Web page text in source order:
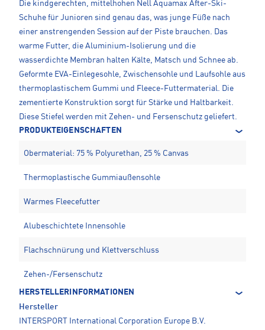
Die kindgerechten, mittelhohen Nell Aquamax After-Ski-
Schuhe für Junioren sind genau das, was junge Füße nach
einer anstrengenden Session auf der Piste brauchen. Das
warme Futter, die Aluminium-Isolierung und die
wasserdichte Membran halten Kälte, Matsch und Schnee ab.
Geformte EVA-Einlegesohle, Zwischensohle und Laufsohle aus
thermoplastischem Gummi und Fleece-Futtermaterial. Die
zementierte Konstruktion sorgt für Stärke und Haltbarkeit.
Diese Stiefel werden mit Zehen- und Fersenschutz geliefert.
PRODUKTEIGENSCHAFTEN
Obermaterial: 75 % Polyurethan, 25 % Canvas
Thermoplastische Gummiaußensohle
Warmes Fleecefutter
Alubeschichtete Innensohle
Flachschnürung und Klettverschluss
Zehen-/Fersenschutz
HERSTELLERINFORMATIONEN
Hersteller
INTERSPORT International Corporation Europe B.V.